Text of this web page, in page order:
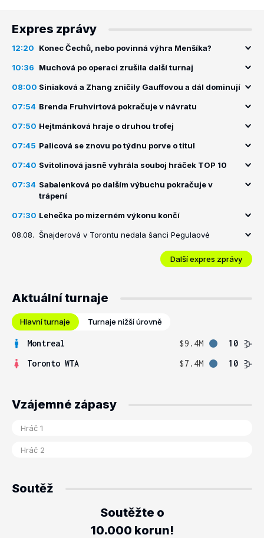
Expres zprávy
12:20 Konec Čechů, nebo povinná výhra Menšíka?
10:36 Muchová po operaci zrušila další turnaj
08:00 Siniaková a Zhang zničily Gauffovou a dál dominují
07:54 Brenda Fruhvirtová pokračuje v návratu
07:50 Hejtmánková hraje o druhou trofej
07:45 Palicová se znovu po týdnu porve o titul
07:40 Svitolinová jasně vyhrála souboj hráček TOP 10
07:34 Sabalenková po dalším výbuchu pokračuje v
trápení
07:30 Lehečka po mizerném výkonu končí
08.08. Šnajderová v Torontu nedala šanci Pegulaové
Další expres zprávy
Aktuální turnaje
Hlavní turnaje Turnaje nižší úrovně
Montreal $9.4M
10
Toronto WTA
$7.4M 10
Vzájemné zápasy
Soutěž
Soutěžte o
10.000 korun!